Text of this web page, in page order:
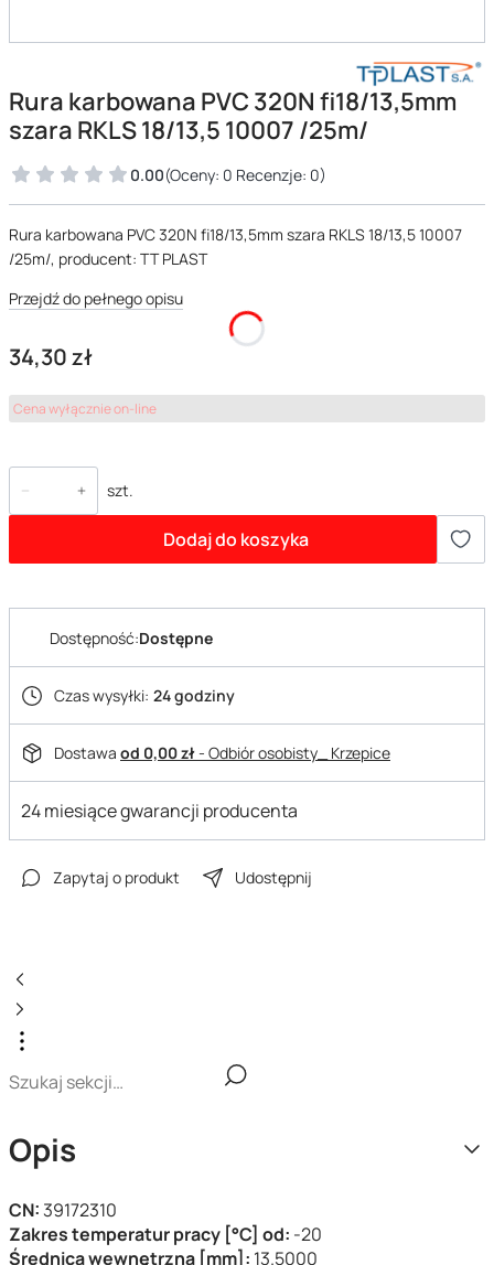
Rura karbowana PVC 320N fi18/13,5mm
szara RKLS 18/13,5 10007 /25m/
0.00(Oceny: 0 Recenzje: 0)
Rura karbowana PVC 320N fi18/13,5mm szara RKLS 18/13,5 10007
/25m/, producent: TT PLAST
Przejdź do pełnego opisu
Cena
34,30 zł
Cena wyłącznie on-line
szt.
Dodaj do koszyka
Dostępność:Dostępne
Czas wysyłki: 24 godziny
Dostawa od 0,00 zł- Odbiór osobisty_ Krzepice
24 miesiące gwarancji producenta
Zapytaj o produkt Udostępnij
Opis
CN: 39172310
Zakres temperatur pracy [°C] od: -20
Średnica wewnętrzna [mm]: 13.5000